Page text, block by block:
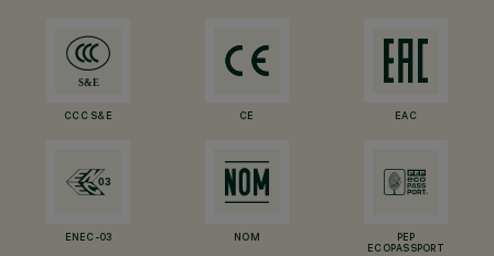
CCC S&E CE EAC
ENEC-03 NOM
PEP
ECOPASSPORT